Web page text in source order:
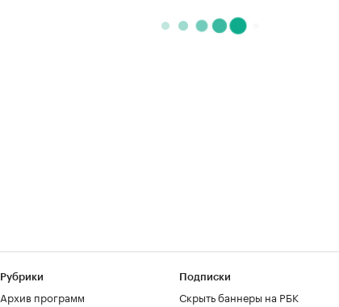
Рубрики
Архив программ
Подписки
Скрыть баннеры на РБК